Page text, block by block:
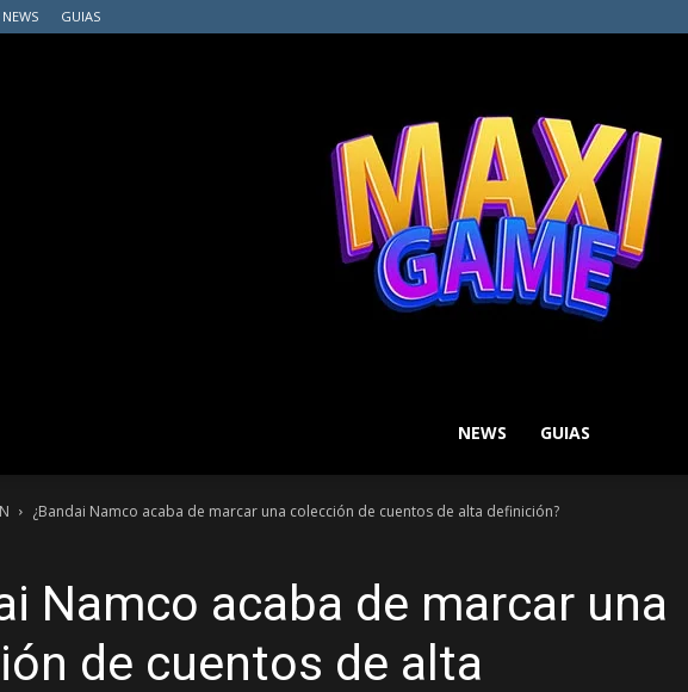
NEWS GUIAS
GAME
NEWS GUIAS
¿Bandai Namco acaba de marcar una colección de cuentos de alta definición?
Namco acaba de marcar una
de cuentos de alta